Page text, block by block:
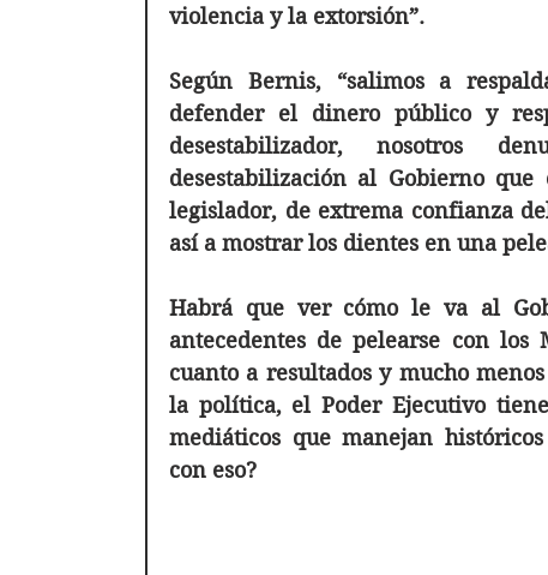
violencia y la extorsión”.
Según Bernis, “salimos a
defender el dinero público y
desestabilizador, nosotros
desestabilización al Gobierno
legislador, de extrema confianza
así a mostrar los dientes en una
Habrá que ver cómo le va al
antecedentes de pelearse con
cuanto a resultados y mucho
la política, el Poder Ejecutivo
mediáticos que manejan
con eso?